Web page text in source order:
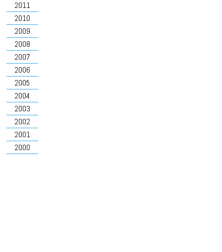
2011
2010
2009
2008
2007
2006
2005
2004
2003
2002
2001
2000